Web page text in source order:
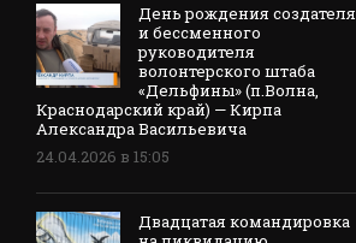
День рождения создателя
и бессменного
руководителя
волонтерского штаба
«Дельфины» (п.Волна,
Краснодарский край) — Кирпа
Александра Васильевича
24.04.2026 в 15:05
Двадцатая командировка